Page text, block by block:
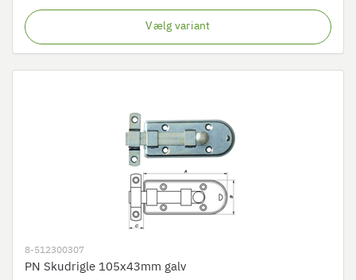
Vælg variant
8-512300307
PN Skudrigle 105x43mm galv